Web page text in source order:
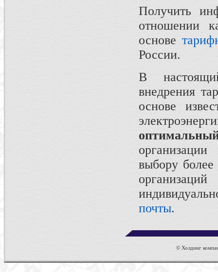
Получить
отношении
основе
России.
В
внедрения
основе
выбору более
почты.
© Холдинг